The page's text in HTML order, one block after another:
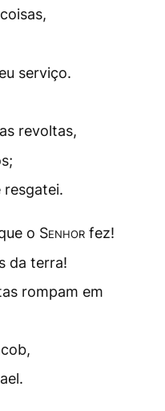
serviço.
revoltas,
;
resgatei.
o Senhor fez!
da terra!
rompam em